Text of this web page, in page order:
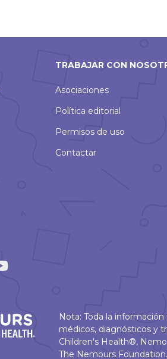
TRABAJAR CON
Asociaciones
Política editorial
Permisos de uso
Contactar
Nota: Toda la
médicos, diagnósticos y
Children's Health®,
The Nemours